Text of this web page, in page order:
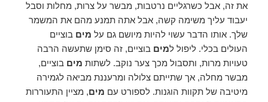
את זה, אבל כשרגליים נרטבות, מבשר על צרות, מחלות וסבל
יעבוד עליך משימה קשה, אבל אתה תמנע מהם את המשמר
שלך. אותו הדבר עשוי להיות מיושם גם על מים בוציים
העולים בכלי. ליפול למים בוציים, זה סימן שתעשה הרבה
טעויות מרות, ותסבול מכך צער נוקב. לשתות מים בוציים,
מבשר מחלה, אך שתייתם צלולה ומרעננת מביאה לגמירה
מיטיבה של תקוות הוגנות. לספורט עם מים, מציין התעוררות